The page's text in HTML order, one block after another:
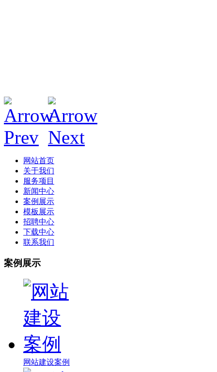
网站首页
关于我们
服务项目
新闻中心
案例展示
模板展示
招聘中心
下载中心
联系我们
案例展示
网站建设案例